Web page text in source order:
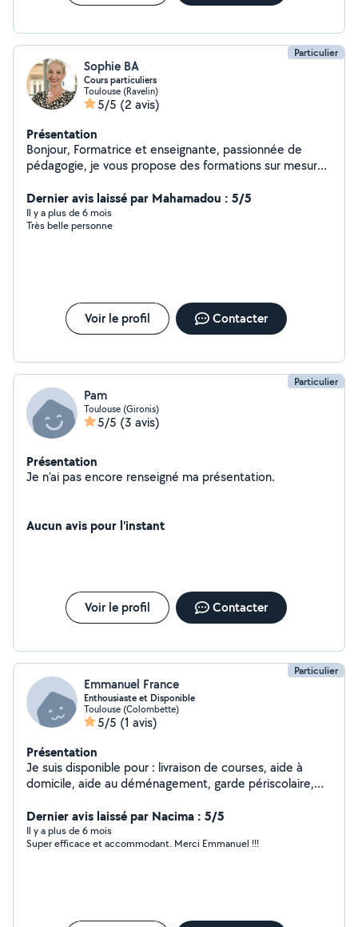
Particulier
Sophie BA
Cours particuliers
Toulouse (Ravelin)
5/5 (2 avis)
Présentation
Bonjour, Formatrice et enseignante, passionnée de
pédagogie, je vous propose des formations sur mesure,
besoin et à vos modes d'apprentissage. - Formations en
langues : français anglais italien, pour tous niveaux et
tous publics - Soutien scolaire - Préparation aux
Dernier avis laissé par Mahamadou : 5/5
Il y a plus de 6 mois
Très belle personne
Voir le profil Contacter
Particulier
Pam
Toulouse (Gironis)
5/5 (3 avis)
Présentation
Je n'ai pas encore renseigné ma présentation.
Aucun avis pour l'instant
Voir le profil Contacter
Particulier
Emmanuel France
Enthousiaste et Disponible
Toulouse (Colombette)
5/5 (1 avis)
Présentation
Je suis disponible pour : livraison de courses, aide à
domicile, aide au déménagement, garde périscolaire,
math ou autres, cours de sport
Dernier avis laissé par Nacima : 5/5
Il y a plus de 6 mois
Super efficace et accommodant. Merci Emmanuel !!!